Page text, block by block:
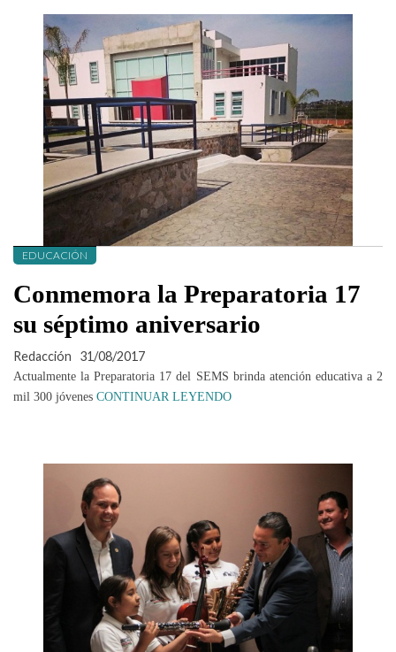
EDUCACIÓN
Conmemora la Preparatoria 17
su séptimo aniversario
Redacción 31/08/2017
Actualmente la Preparatoria 17 del SEMS brinda atención educativa a 2
mil 300 jóvenes CONTINUAR LEYENDO